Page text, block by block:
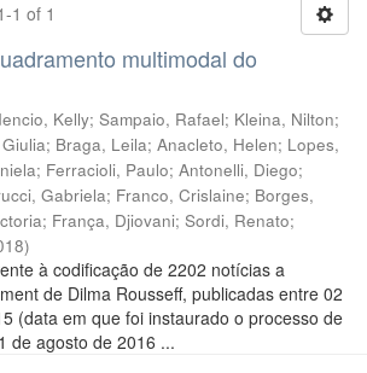
1 of 1
multimodal do
Kelly; Sampaio, Rafael; Kleina, Nilton;
; Braga, Leila; Anacleto, Helen; Lopes,
; Ferracioli, Paulo; Antonelli, Diego;
Gabriela; Franco, Crislaine; Borges,
; França, Djiovani; Sordi, Renato;
)
à codificação de 2202 notícias a
de Dilma Rousseff, publicadas entre 02
(data em que foi instaurado o processo de
de agosto de 2016 ...